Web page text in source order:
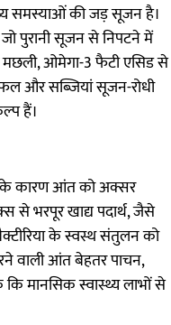
समस्याओं की जड़ सूजन है।
पुरानी सूजन से निपटने में
ओमेगा-3 फैटी एसिड से
और सब्जियां सूजन-रोधी
हैं।
के कारण आंत को अक्सर
से भरपूर खाद्य पदार्थ, जैसे
के स्वस्थ संतुलन को
वाली आंत बेहतर पाचन,
मानसिक स्वास्थ्य लाभों से